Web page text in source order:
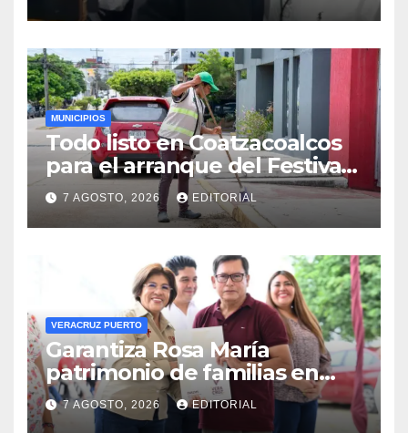
MUNICIPIOS
Todo listo en Coatzacoalcos
para el arranque del Festival
del Mar 2026
7 AGOSTO, 2026 EDITORIAL
VERACRUZ PUERTO
Garantiza Rosa María
patrimonio de familias en
colonias de Veracruz con
entrega de escrituras
7 AGOSTO, 2026 EDITORIAL